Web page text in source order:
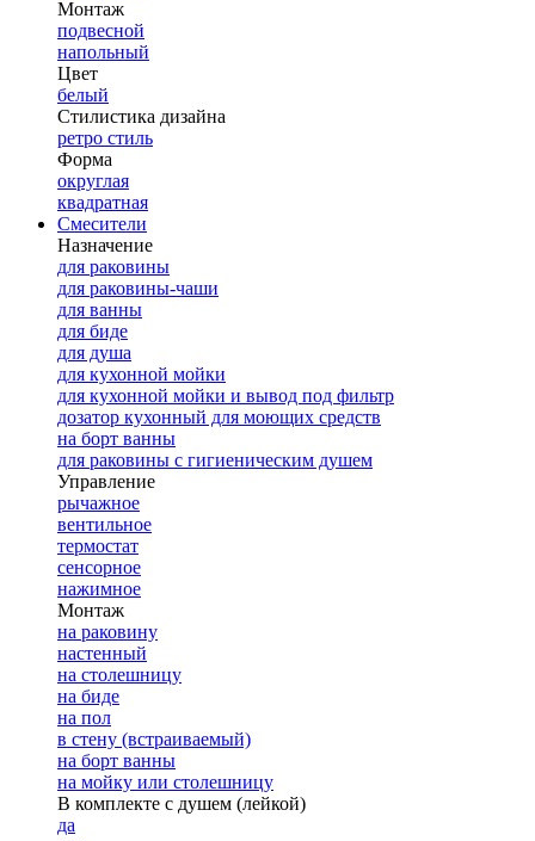
Монтаж
подвесной
напольный
Цвет
белый
Стилистика дизайна
ретро стиль
Форма
округлая
квадратная
Смесители
Назначение
для раковины
для раковины-чаши
для ванны
для биде
для душа
для кухонной мойки
для кухонной мойки и вывод под фильтр
дозатор кухонный для моющих средств
на борт ванны
для раковины с гигиеническим душем
Управление
рычажное
вентильное
термостат
сенсорное
нажимное
Монтаж
на раковину
настенный
на столешницу
на биде
на пол
в стену (встраиваемый)
на борт ванны
на мойку или столешницу
В комплекте с душем (лейкой)
да